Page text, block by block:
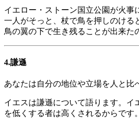
イエロー・ストーン国立公園が火
一人がそっと、杖で鳥を押しのける
鳥の翼の下で生き残ることが出来
4.謙遜
あなたは自分の地位や立場を人と
イエスは謙遜について語ります。
を低くする者は高くされるからです